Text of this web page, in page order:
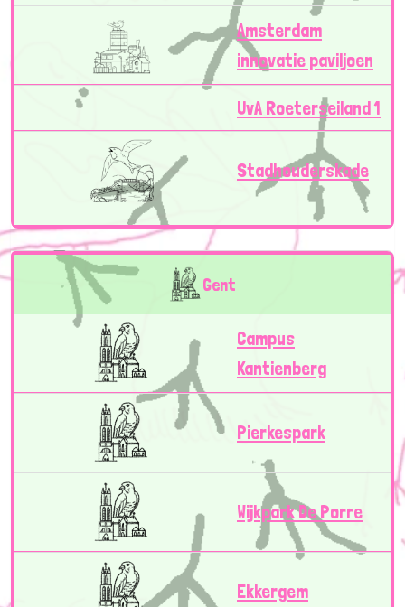
Amsterdam
innovatie paviljoen
UvA Roeterseiland 1
Stadhouderskade
Gent
Campus
Kantienberg
Pierkespark
Wijkpark De Porre
Ekkergem